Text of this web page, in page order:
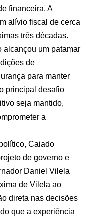
financeira. A
alívio fiscal de cerca
três décadas.
alcançou um patamar
de
para manter
principal desafio
seja mantido,
a
Caiado
de governo e
Daniel Vilela
de Vilela ao
direta nas decisões
que a experiência